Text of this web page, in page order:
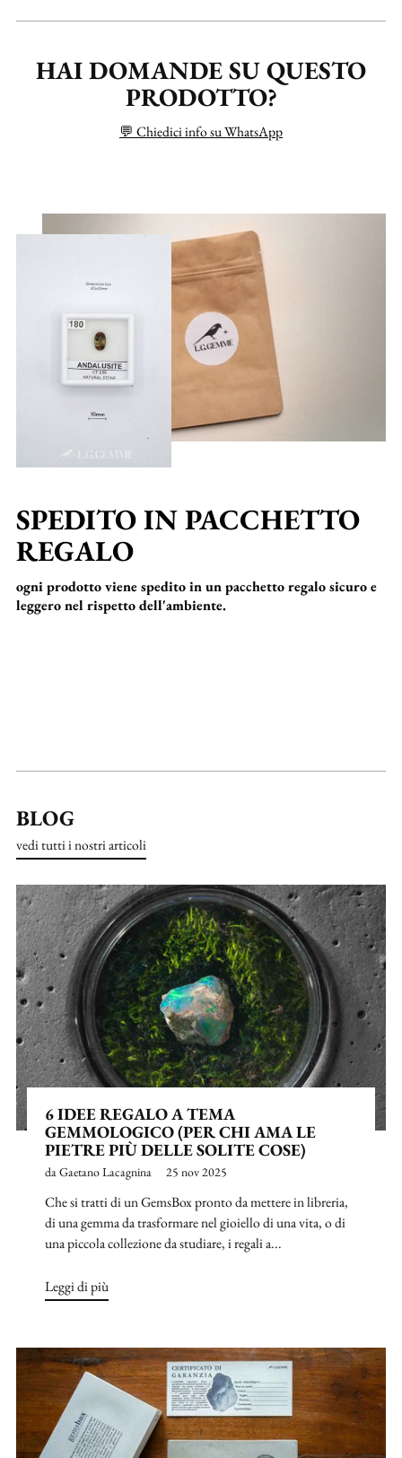
HAI DOMANDE SU QUESTO
PRODOTTO?
💬 Chiedici info su WhatsApp
SPEDITO IN PACCHETTO
REGALO
ogni prodotto viene spedito in un pacchetto regalo sicuro e
leggero nel rispetto dell'ambiente.
BLOG
vedi tutti i nostri articoli
6 IDEE REGALO A TEMA
GEMMOLOGICO (PER CHI AMA LE
PIETRE PIÙ DELLE SOLITE COSE)
da Gaetano Lacagnina 25 nov 2025
Che si tratti di un GemsBox pronto da mettere in libreria,
di una gemma da trasformare nel gioiello di una vita, o di
una piccola collezione da studiare, i regali a...
Leggi di più